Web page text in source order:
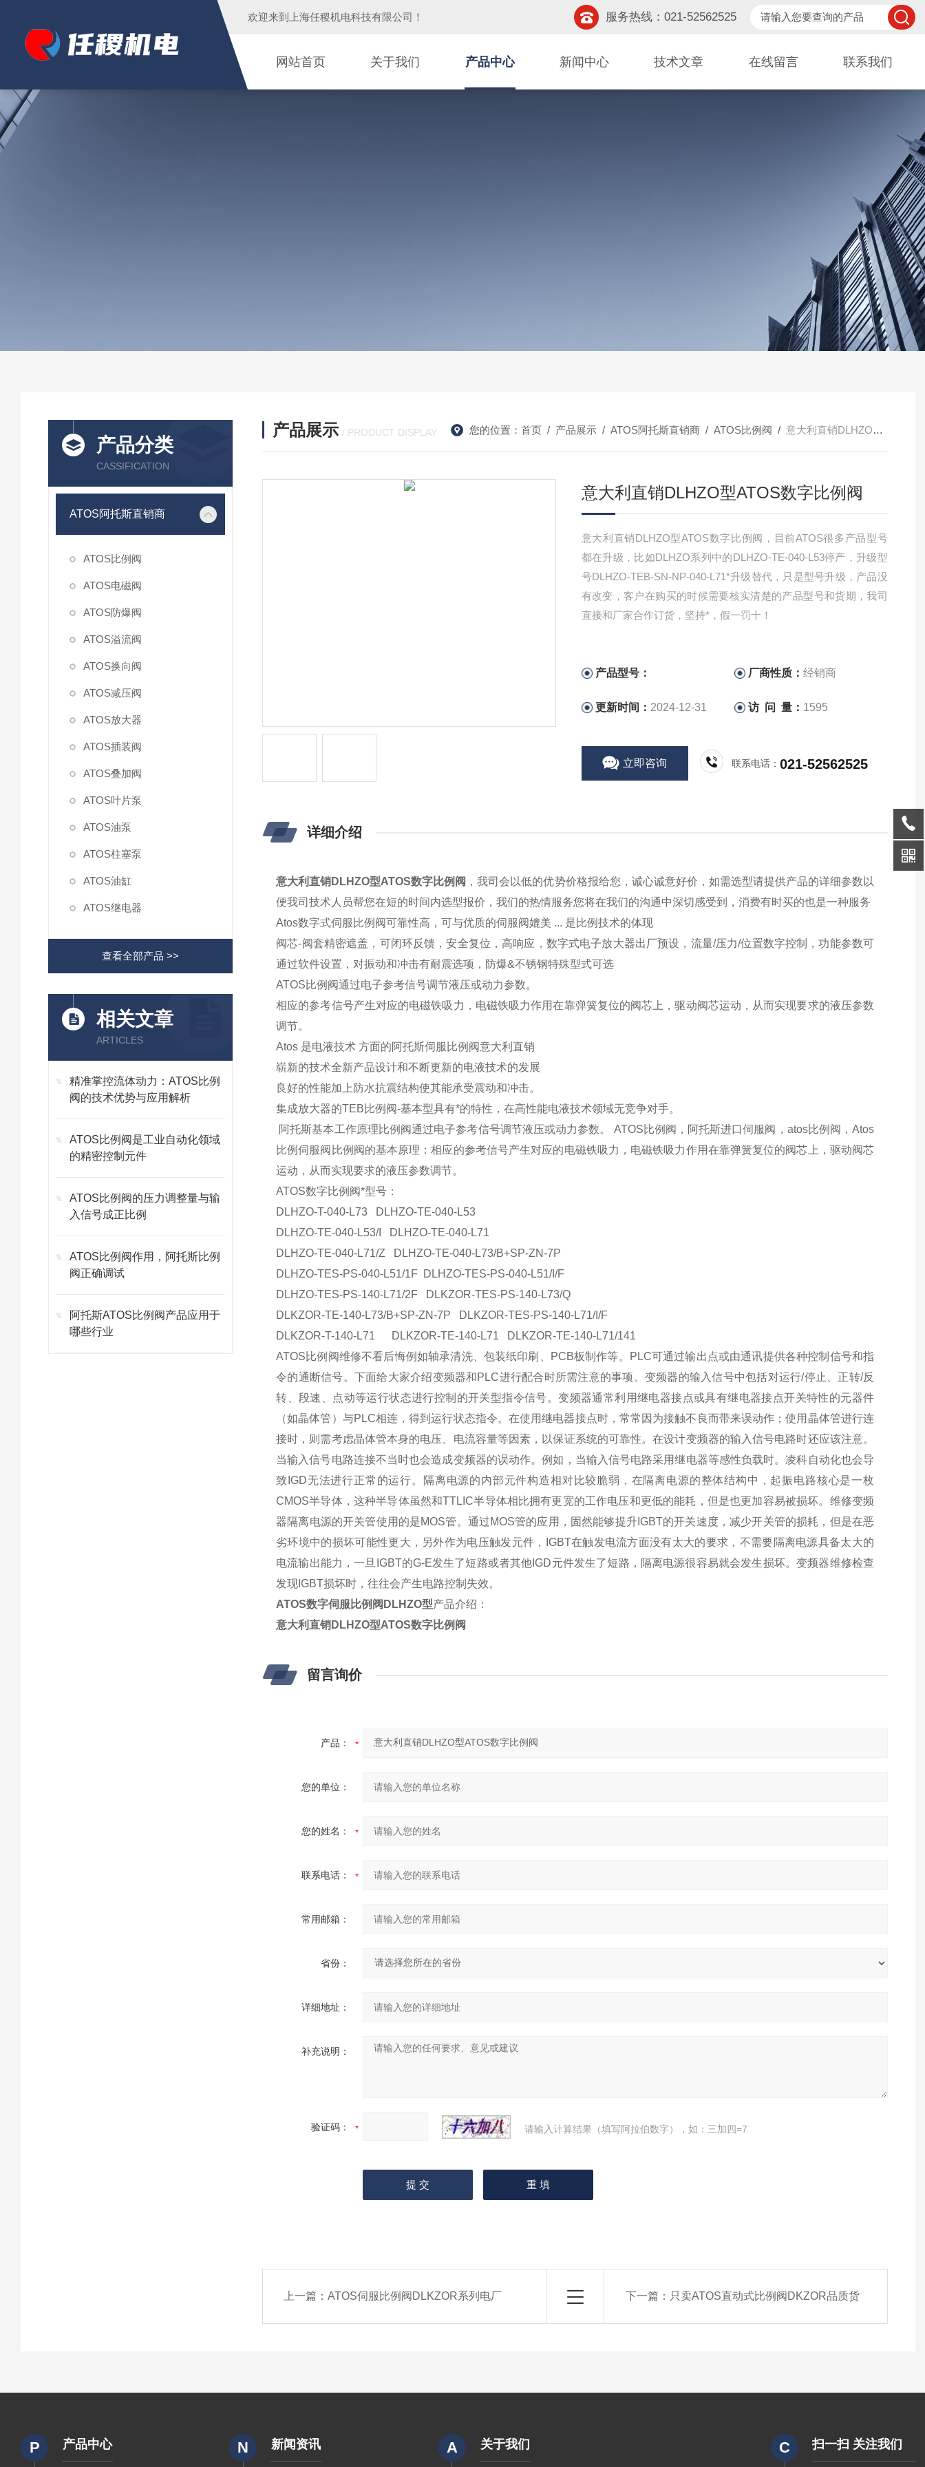
欢迎来到 上海任稷机电科技有限公司 ！ 服务热线：021-52562525
网站首页 关于我们 产品中心 新闻中心 技术文章 在线留言 联系我们
产品分类
CASSIFICATION
ATOS阿托斯直销商
ATOS比例阀
ATOS电磁阀
ATOS防爆阀
ATOS溢流阀
ATOS换向阀
ATOS减压阀
ATOS放大器
ATOS插装阀
ATOS叠加阀
ATOS叶片泵
ATOS油泵
ATOS柱塞泵
ATOS油缸
ATOS继电器
查看全部产品 >>
相关文章
ARTICLES
精准掌控流体动力：ATOS比例
阀的技术优势与应用解析
ATOS比例阀是工业自动化领域
的精密控制元件
ATOS比例阀的压力调整量与输
入信号成正比例
ATOS比例阀作用，阿托斯比例
阀正确调试
阿托斯ATOS比例阀产品应用于
哪些行业
产品展示 / PRODUCT DISPLAY 您的位置： 首页/ 产品展示/ ATOS阿托斯直销商/ ATOS比例阀 / 意大利直销DLHZO型ATOS数字比例阀
意大利直销DLHZO型ATOS数字比例阀
意大利直销DLHZO型ATOS数字比例阀，目前ATOS很多产品型号
都在升级，比如DLHZO系列中的DLHZO-TE-040-L53停产，升级型
号DLHZO-TEB-SN-NP-040-L71*升级替代，只是型号升级，产品没
有改变，客户在购买的时候需要核实清楚的产品型号和货期，我司
直接和厂家合作订货，坚持*，假一罚十！
产品型号： 厂商性质：经销商
更新时间： 2024-12-31 访 问 量： 1595
立即咨询 联系电话：021-52562525
详细介绍
意大利直销DLHZO型ATOS数字比例阀 ，我司会以低的优势价格报给您，诚心诚意好价，如需选型请提供产品的详细参数以
便我司技术人员帮您在短的时间内选型报价，我们的热情服务您将在我们的沟通中深切感受到，消费有时买的也是一种服务
Atos数字式伺服比例阀可靠性高，可与优质的伺服阀媲美 ... 是比例技术的体现
阀芯-阀套精密遮盖，可闭环反馈，安全复位，高响应，数字式电子放大器出厂预设，流量/压力/位置数字控制，功能参数可
通过软件设置，对振动和冲击有耐震选项，防爆&不锈钢特殊型式可选
ATOS比例阀通过电子参考信号调节液压或动力参数。
相应的参考信号产生对应的电磁铁吸力，电磁铁吸力作用在靠弹簧复位的阀芯上，驱动阀芯运动，从而实现要求的液压参数
调节。
Atos 是电液技术 方面的阿托斯伺服比例阀意大利直销
崭新的技术全新产品设计和不断更新的电液技术的发展
良好的性能加上防水抗震结构使其能承受震动和冲击。
集成放大器的TEB比例阀-基本型具有*的特性，在高性能电液技术领域无竞争对手。
阿托斯基本工作原理比例阀通过电子参考信号调节液压或动力参数。 ATOS比例阀，阿托斯进口伺服阀，atos比例阀，Atos
比例伺服阀比例阀的基本原理：相应的参考信号产生对应的电磁铁吸力，电磁铁吸力作用在靠弹簧复位的阀芯上，驱动阀芯
运动，从而实现要求的液压参数调节。
ATOS数字比例阀*型号：
DLHZO-T-040-L73 DLHZO-TE-040-L53
DLHZO-TE-040-L53/I DLHZO-TE-040-L71
DLHZO-TE-040-L71/Z DLHZO-TE-040-L73/B+SP-ZN-7P
DLHZO-TES-PS-040-L51/1F DLHZO-TES-PS-040-L51/I/F
DLHZO-TES-PS-140-L71/2F DLKZOR-TES-PS-140-L73/Q
DLKZOR-TE-140-L73/B+SP-ZN-7P DLKZOR-TES-PS-140-L71/I/F
DLKZOR-T-140-L71 DLKZOR-TE-140-L71 DLKZOR-TE-140-L71/141
ATOS比例阀维修不看后悔例如轴承清洗、包装纸印刷、PCB板制作等。PLC可通过输出点或由通讯提供各种控制信号和指
令的通断信号。下面给大家介绍变频器和PLC进行配合时所需注意的事项。变频器的输入信号中包括对运行/停止、正转/反
转、段速、点动等运行状态进行控制的开关型指令信号。变频器通常利用继电器接点或具有继电器接点开关特性的元器件
（如晶体管）与PLC相连，得到运行状态指令。在使用继电器接点时，常常因为接触不良而带来误动作；使用晶体管进行连
接时，则需考虑晶体管本身的电压、电流容量等因素，以保证系统的可靠性。在设计变频器的输入信号电路时还应该注意。
当输入信号电路连接不当时也会造成变频器的误动作。例如，当输入信号电路采用继电器等感性负载时。凌科自动化也会导
致IGD无法进行正常的运行。隔离电源的内部元件构造相对比较脆弱，在隔离电源的整体结构中，起振电路核心是一枚
CMOS半导体，这种半导体虽然和TTLIC半导体相比拥有更宽的工作电压和更低的能耗，但是也更加容易被损坏。维修变频
器隔离电源的开关管使用的是MOS管。通过MOS管的应用，固然能够提升IGBT的开关速度，减少开关管的损耗，但是在恶
劣环境中的损坏可能性更大，另外作为电压触发元件，IGBT在触发电流方面没有太大的要求，不需要隔离电源具备太大的
电流输出能力，一旦IGBT的G-E发生了短路或者其他IGD元件发生了短路，隔离电源很容易就会发生损坏。变频器维修检查
发现IGBT损坏时，往往会产生电路控制失效。
ATOS数字伺服比例阀DLHZO型产品介绍：
意大利直销DLHZO型ATOS数字比例阀
留言询价
产品：
您的单位：
您的姓名：
联系电话：
常用邮箱：
省份：
详细地址：
补充说明：
验证码： 请输入计算结果（填写阿拉伯数字），如：三加四=7
上一篇：ATOS伺服比例阀DLKZOR系列电厂 下一篇： 只卖ATOS直动式比例阀DKZOR品质货
P 产品中心 N 新闻资讯 A 关于我们 C 扫一扫 关注我们